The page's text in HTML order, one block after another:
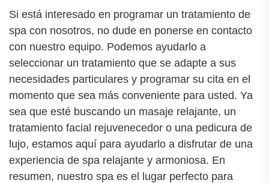
Si está interesado en programar un tratamiento de
spa con nosotros, no dude en ponerse en contacto
con nuestro equipo. Podemos ayudarlo a
seleccionar un tratamiento que se adapte a sus
necesidades particulares y programar su cita en el
momento que sea más conveniente para usted. Ya
sea que esté buscando un masaje relajante, un
tratamiento facial rejuvenecedor o una pedicura de
lujo, estamos aquí para ayudarlo a disfrutar de una
experiencia de spa relajante y armoniosa. En
resumen, nuestro spa es el lugar perfecto para